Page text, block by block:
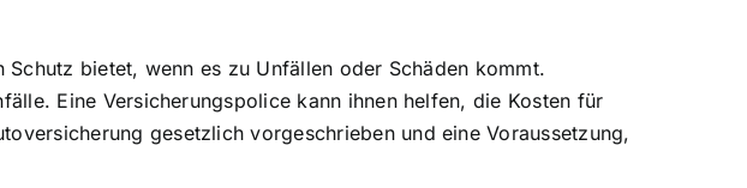
bietet, wenn es zu Unfällen oder Schäden kommt.
Eine Versicherungspolice kann ihnen helfen, die Kosten für
gesetzlich vorgeschrieben und eine Voraussetzung,